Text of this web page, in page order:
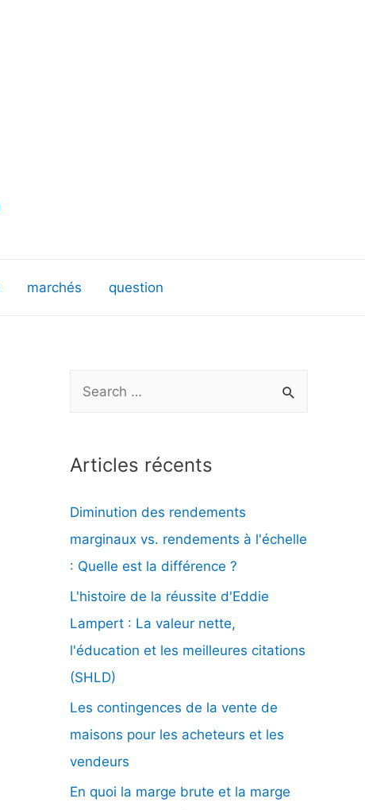
marchés question
h
r
c
h
e
r
:
Articles récents
Diminution des rendements
marginaux vs. rendements à l'échelle
: Quelle est la différence ?
L'histoire de la réussite d'Eddie
Lampert : La valeur nette,
l'éducation et les meilleures citations
(SHLD)
Les contingences de la vente de
maisons pour les acheteurs et les
vendeurs
En quoi la marge brute et la marge